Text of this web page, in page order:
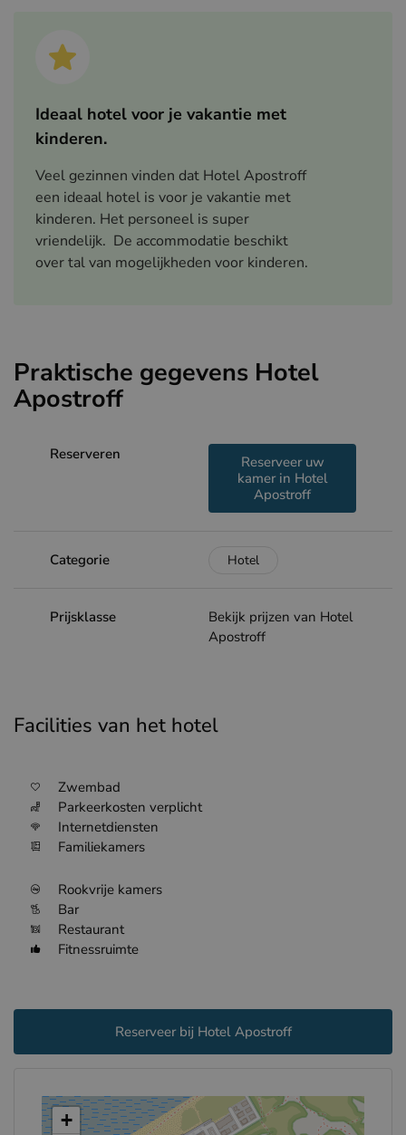
Ideaal hotel voor je vakantie met
kinderen.
Veel gezinnen vinden dat Hotel Apostroff
een ideaal hotel is voor je vakantie met
kinderen. Het personeel is super
vriendelijk. De accommodatie beschikt
over tal van mogelijkheden voor kinderen.
Praktische gegevens Hotel
Apostroff
Reserveren
Reserveer uw
kamer in Hotel
Apostroff
Categorie Hotel
Prijsklasse
Bekijk prijzen van Hotel
Apostroff
Facilities van het hotel
Zwembad
Parkeerkosten verplicht
Internetdiensten
Familiekamers
Rookvrije kamers
Bar
Restaurant
Fitnessruimte
Reserveer bij Hotel Apostroff
+